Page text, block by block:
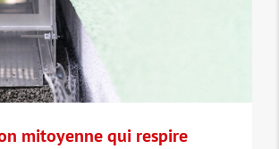
mitoyenne qui respire